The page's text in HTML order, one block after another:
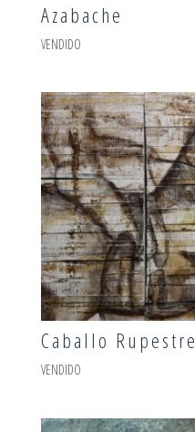
Azabache
VENDIDO
Caballo Rupestre
VENDIDO